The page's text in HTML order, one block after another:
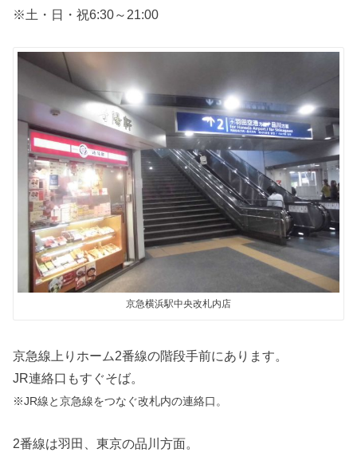
※土・日・祝6:30～21:00
京急横浜駅中央改札内店
京急線上りホーム2番線の階段手前にあります。
JR連絡口もすぐそば。
※JR線と京急線をつなぐ改札内の連絡口。
2番線は羽田、東京の品川方面。